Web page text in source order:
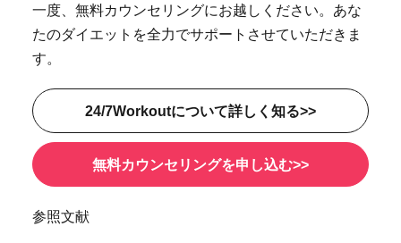
一度、無料カウンセリングにお越しください。あな
たのダイエットを全力でサポートさせていただきま
す。
24/7Workoutについて詳しく知る>>
無料カウンセリングを申し込む>>
参照文献